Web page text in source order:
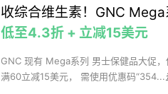
收综合维生素！GNC
低至4.3折 + 立减15美元
GNC 现有 Mega系列 男士保健品大促
满60立减15美元， 需使用优惠码“354...